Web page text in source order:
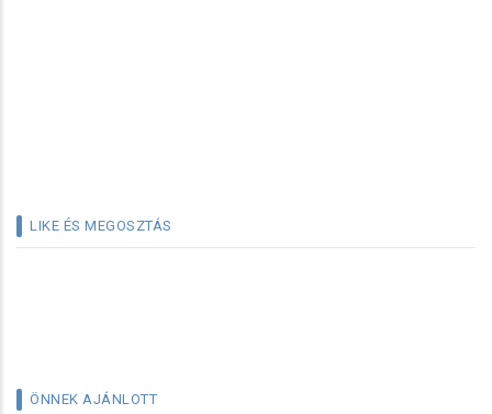
LIKE ÉS MEGOSZTÁS
ÖNNEK AJÁNLOTT